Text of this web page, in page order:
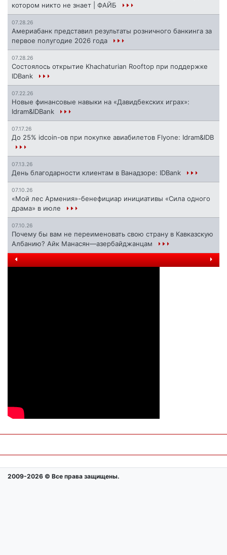
котором никто не знает | ФАЙБ
07.28.26
Америабанк представил результаты розничного банкинга за
первое полугодие 2026 года
07.28.26
Состоялось открытие Khachaturian Rooftop при поддержке
IDBank
07.22.26
Новые финансовые навыки на «Давидбекских играх»:
Idram&IDBank
07.17.26
До 25% idcoin-ов при покупке авиабилетов Flyone: Idram&IDB
07.13.26
День благодарности клиентам в Ванадзоре: IDBank
07.10.26
«Мой лес Армения»-бенефициар инициативы «Сила одного
драма» в июле
07.10.26
Почему бы вам не переименовать свою страну в Кавказскую
Албанию? Айк Манасян—азербайджанцам
2009-2026 © Все права защищены.